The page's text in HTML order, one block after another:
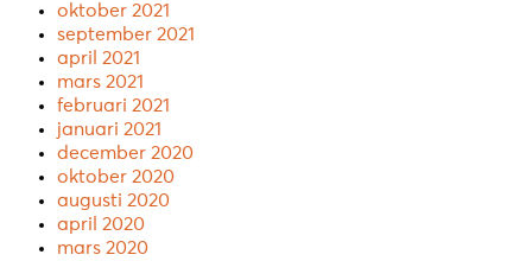
oktober 2021
september 2021
april 2021
mars 2021
februari 2021
januari 2021
december 2020
oktober 2020
augusti 2020
april 2020
mars 2020